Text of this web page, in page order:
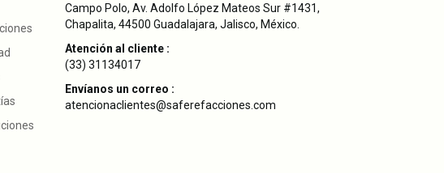
Campo Polo, Av. Adolfo López Mateos Sur #1431,
Chapalita, 44500 Guadalajara, Jalisco, México.
Atención al cliente :
(33) 31134017
Envíanos un correo :
atencionaclientes@saferefacciones.com